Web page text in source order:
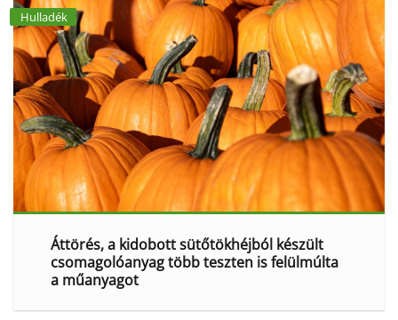
Hulladék
Áttörés, a kidobott sütőtökhéjból készült
csomagolóanyag több teszten is felülmúlta
a műanyagot